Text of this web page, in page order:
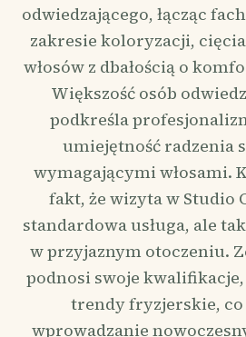
odwiedzającego, łącząc
zakresie koloryzacji,
włosów z dbałością o
Większość osób
podkreśla
umiejętność radzenia
wymagającymi włosami.
fakt, że wizyta w Studio
standardowa usługa, ale
w przyjaznym otoczeniu.
podnosi swoje
trendy fryzjerskie, co
wprowadzanie